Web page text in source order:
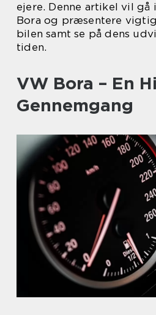
ejere. Denne artikel vil
Bora og præsentere
bilen samt se på dens
tiden.
VW Bora – En
Gennemgang